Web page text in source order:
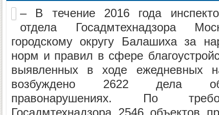
– В течение 2016 года
отдела Госадмтехнадзора
городскому округу Балашиха за
норм и правил в сфере
выявленных в ходе ежедневных
возбуждено 2622 дела об
правонарушениях. По
Госадмтехнадзора 2546 объектов